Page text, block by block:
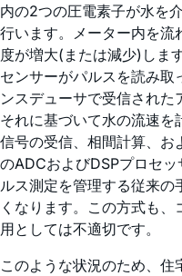
内の2つの圧電素子が水を
行います。メーター内を流
度が増大(または減少)しま
センサーがパルスを読み取
ンスデューサで受信された
それに基づいて水の流速を
信号の受信、相間計算、お
のADCおよびDSPプロセ
ルス測定を管理する従来の
くなります。この方式も
用としては不適切です。
このような状況のため、